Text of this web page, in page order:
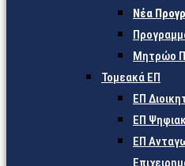
Νέα
Μητρώο
Τομεακά ΕΠ
ΕΠ
ΕΠ
ΕΠ